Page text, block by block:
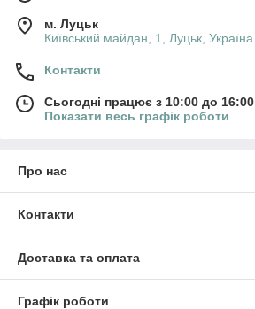
м. Луцьк
Київський майдан, 1, Луцьк, Україна
Контакти
Сьогодні працює з 10:00 до 16:00
Показати весь графік роботи
Про нас
Контакти
Доставка та оплата
Графік роботи